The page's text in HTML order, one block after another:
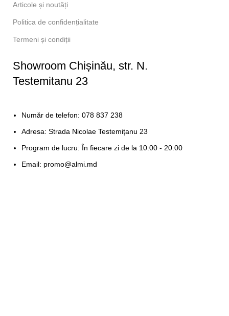
Articole și noutăți
Politica de confidențialitate
Termeni și condiții
Showroom Chișinău, str. N.
Testemitanu 23
Număr de telefon: 078 837 238
Adresa: Strada Nicolae Testemițanu 23
Program de lucru: În fiecare zi de la 10:00 - 20:00
Email: promo@almi.md